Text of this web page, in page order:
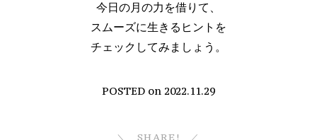
今日の月の力を借りて、
スムーズに生きるヒントを
チェックしてみましょう。
POSTED on 2022.11.29
SHARE!